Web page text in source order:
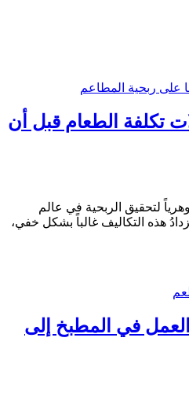
تكلفة الطعام قبل أن
لتحقيق الربحية في عالم
هذه التكاليف غالباً بشكل خفي،
في المطبخ إلى